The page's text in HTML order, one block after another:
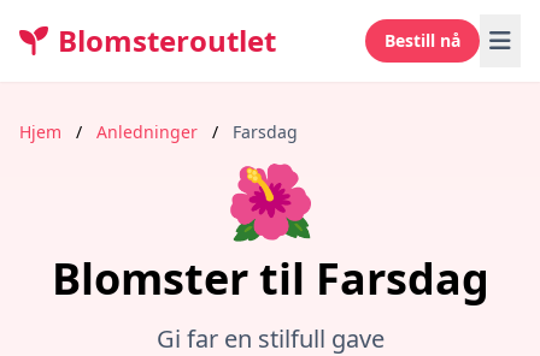
Blomsteroutlet Bestill nå
Hjem / Anledninger / Farsdag
🌺
Blomster til Farsdag
Gi far en stilfull gave